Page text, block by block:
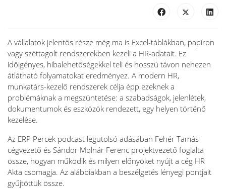
A vállalatok jelentős része még ma is Excel-táblákban, papíron
vagy széttagolt rendszerekben kezeli a HR-adatait. Ez
időigényes, hibalehetőségekkel teli és hosszú távon nehezen
átlátható folyamatokat eredményez. A modern HR,
munkatárs-kezelő rendszerek célja épp ezeknek a
problémáknak a megszüntetése: a szabadságok, jelenlétek,
dokumentumok és eszközök rendezett, egy helyen történő
kezelése.
Az ERP Percek podcast legutolsó adásában Fehér Tamás
cégvezető és Sándor Molnár Ferenc projektvezető foglalta
össze, hogyan működik és milyen előnyöket nyújt a cég HR
Akta csomagja. Az alábbiakban a beszélgetés lényegi pontjait
gyűjtöttük össze.